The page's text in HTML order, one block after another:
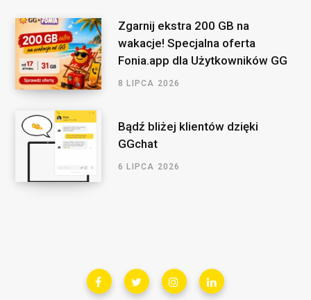
Zgarnij ekstra 200 GB na
wakacje! Specjalna oferta
Fonia.app dla Użytkowników GG
8 LIPCA 2026
Bądź bliżej klientów dzięki
GGchat
6 LIPCA 2026